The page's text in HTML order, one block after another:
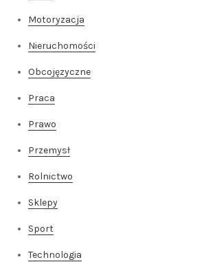
Motoryzacja
Nieruchomości
Obcojęzyczne
Praca
Prawo
Przemysł
Rolnictwo
Sklepy
Sport
Technologia